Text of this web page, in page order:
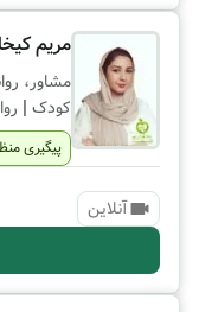
مریم کیخا
مشاور،
کودک |
پیگیری
آنلاین